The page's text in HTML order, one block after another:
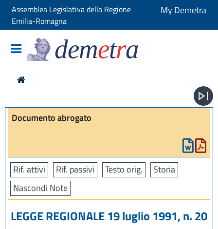
Assemblea Legislativa della Regione
Emilia-Romagna
My Demetra
demetra
Documento abrogato
Rif. attivi Rif. passivi Testo orig.
Storia
Nascondi Note
LEGGE REGIONALE 19 luglio 1991, n. 20